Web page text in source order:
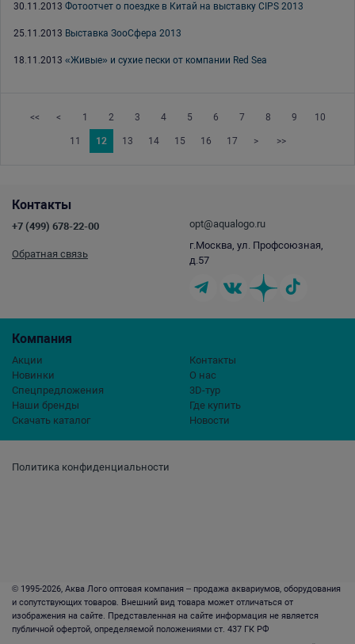
30.11.2013 Фотоотчет о поездке в Китай на выставку CIPS 2013
25.11.2013 Выставка ЗооСфера 2013
18.11.2013 «Живые» и сухие пески от компании Red Sea
<< < 1 2 3 4 5 6 7 8 9 10
11 12 13 14 15 16 17 > >>
Политика конфиденциальности
Компания
Акции
Новинки
Спецпредложения
Наши бренды
Скачать каталог
Контакты
О нас
3D-тур
Где купить
Новости
Контакты
+7 (499) 678-22-00
Обратная связь
opt@aqualogo.ru
г.Москва, ул. Профсоюзная,
д.57
© 1995-2026, Аква Лого оптовая компания – продажа аквариумов, оборудования
и сопутствующих товаров. Внешний вид товара может отличаться от
изображения на сайте. Представленная на сайте информация не является
публичной офертой, определяемой положениями ст. 437 ГК РФ